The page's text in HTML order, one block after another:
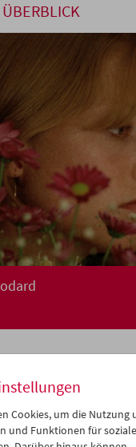
Cookies, um die Nutzung
und Funktionen für